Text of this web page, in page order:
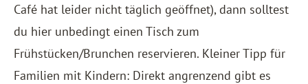
Café hat leider nicht täglich geöffnet), dann solltest
du hier unbedingt einen Tisch zum
Frühstücken/Brunchen reservieren. Kleiner Tipp für
Familien mit Kindern: Direkt angrenzend gibt es